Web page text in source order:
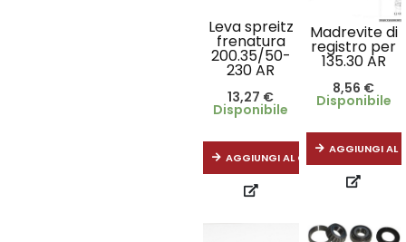
Leva spreitz
frenatura
200.35/50-
230 AR
13,27 €
Disponibile
AGGIUNGI AL CARRELLO
Madrevite di
registro per
135.30 AR
8,56 €
Disponibile
AGGIUNGI AL